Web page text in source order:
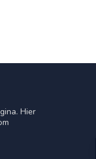
Hier